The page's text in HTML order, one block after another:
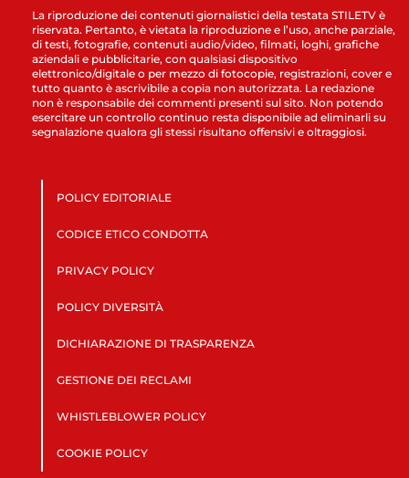
La riproduzione dei contenuti giornalistici della testata STILETV è
riservata. Pertanto, è vietata la riproduzione e l’uso, anche parziale,
di testi, fotografie, contenuti audio/video, filmati, loghi, grafiche
aziendali e pubblicitarie, con qualsiasi dispositivo
elettronico/digitale o per mezzo di fotocopie, registrazioni, cover e
tutto quanto è ascrivibile a copia non autorizzata. La redazione
non è responsabile dei commenti presenti sul sito. Non potendo
esercitare un controllo continuo resta disponibile ad eliminarli su
segnalazione qualora gli stessi risultano offensivi e oltraggiosi.
POLICY EDITORIALE
CODICE ETICO CONDOTTA
PRIVACY POLICY
POLICY DIVERSITÀ
DICHIARAZIONE DI TRASPARENZA
GESTIONE DEI RECLAMI
WHISTLEBLOWER POLICY
COOKIE POLICY